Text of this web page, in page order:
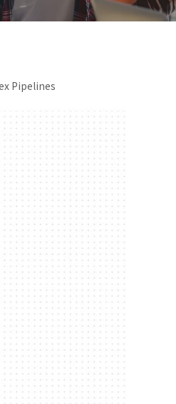
Pipelines